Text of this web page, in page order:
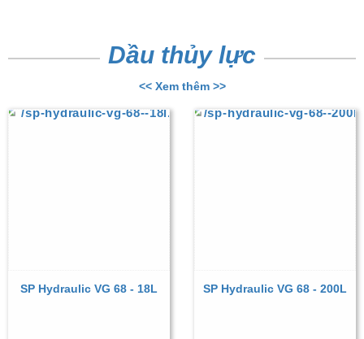
Dầu thủy lực
<< Xem thêm >>
SP Hydraulic VG 68 - 18L SP Hydraulic VG 68 - 200L